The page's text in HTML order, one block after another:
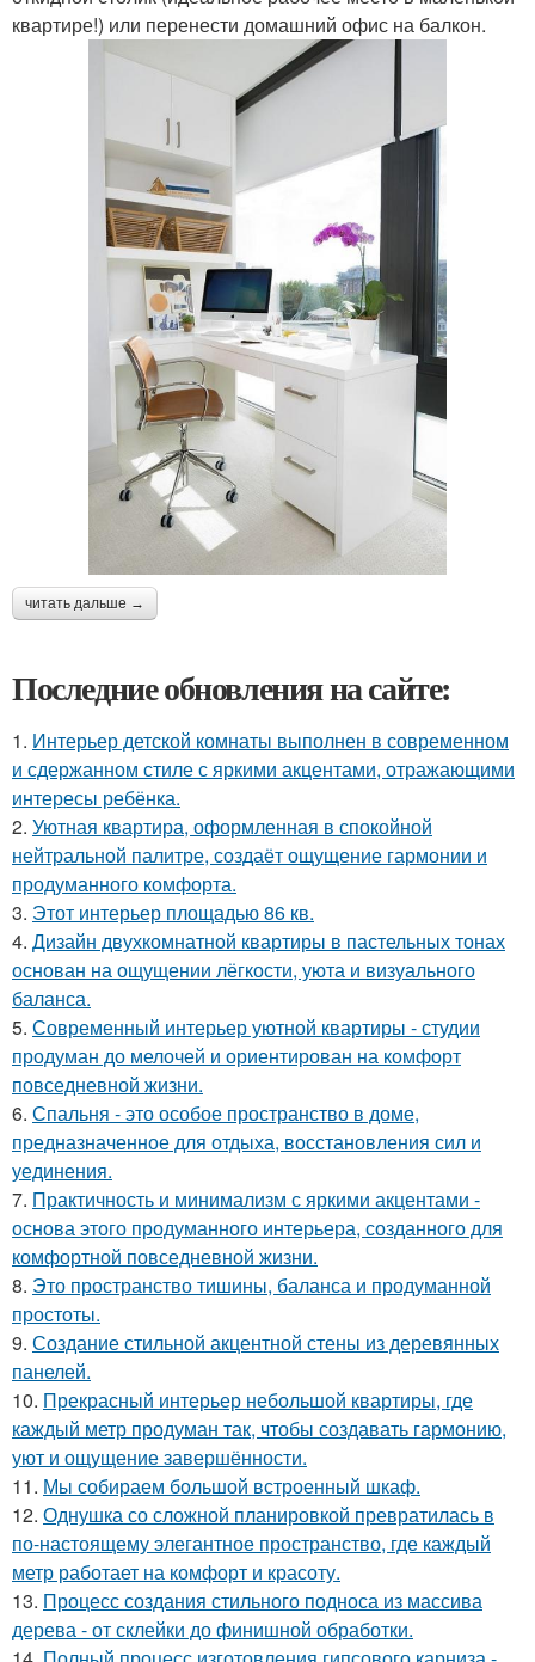
квартире!) или перенести домашний офис на балкон.
читать дальше →
Последние обновления на сайте:
1. Интерьер детской комнаты выполнен в современном
и сдержанном стиле с яркими акцентами, отражающими
интересы ребёнка.
2. Уютная квартира, оформленная в спокойной
нейтральной палитре, создаёт ощущение гармонии и
продуманного комфорта.
3. Этот интерьер площадью 86 кв.
4. Дизайн двухкомнатной квартиры в пастельных тонах
основан на ощущении лёгкости, уюта и визуального
баланса.
5. Современный интерьер уютной квартиры - студии
продуман до мелочей и ориентирован на комфорт
повседневной жизни.
6. Спальня - это особое пространство в доме,
предназначенное для отдыха, восстановления сил и
уединения.
7. Практичность и минимализм с яркими акцентами -
основа этого продуманного интерьера, созданного для
комфортной повседневной жизни.
8. Это пространство тишины, баланса и продуманной
простоты.
9. Создание стильной акцентной стены из деревянных
панелей.
10. Прекрасный интерьер небольшой квартиры, где
каждый метр продуман так, чтобы создавать гармонию,
уют и ощущение завершённости.
11. Мы собираем большой встроенный шкаф.
12. Однушка со сложной планировкой превратилась в
по-настоящему элегантное пространство, где каждый
метр работает на комфорт и красоту.
13. Процесс создания стильного подноса из массива
дерева - от склейки до финишной обработки.